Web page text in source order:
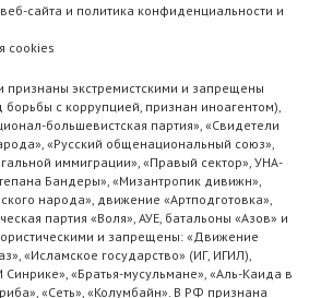
сайта и политика конфиденциальности и
cookies
признаны экстремистскими и запрещены
с коррупцией, признан иноагентом),
большевистская партия», «Свидетели
«Русский общенациональный союз»,
иммиграции», «Правый сектор», УНА-
Бандеры», «Мизантропик дивижн»,
народа», движение «Артподготовка»,
партия «Воля», АУЕ, батальоны «Азов» и
и запрещены: «Движение
«Исламское государство» (ИГ, ИГИЛ),
«Братья-мусульмане», «Аль-Каида в
«Сеть», «Колумбайн». В РФ признана